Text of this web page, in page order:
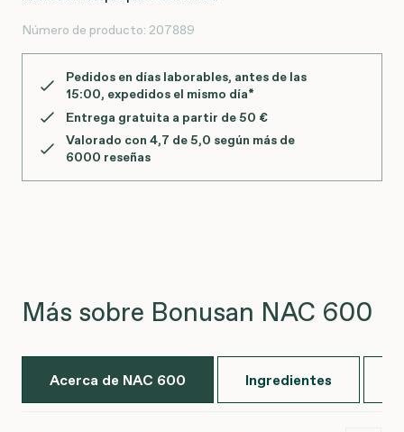
Número de producto: 207889
Pedidos en días laborables, antes de las
15:00, expedidos el mismo día*
Entrega gratuita a partir de 50 €
Valorado con 4,7 de 5,0 según más de
6000 reseñas
Más sobre Bonusan NAC 600
Acerca de NAC 600 Ingredientes